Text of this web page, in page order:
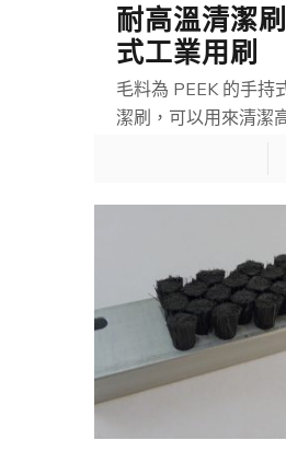
耐高溫清潔
式工業用刷
毛料為 PEEK 的手持
潔刷，可以用來清潔